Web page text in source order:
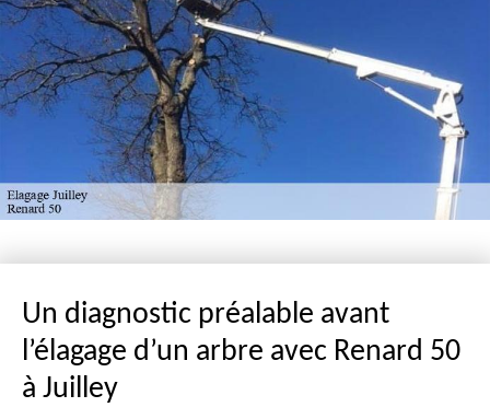
Un diagnostic préalable avant
l’élagage d’un arbre avec Renard 50
à Juilley